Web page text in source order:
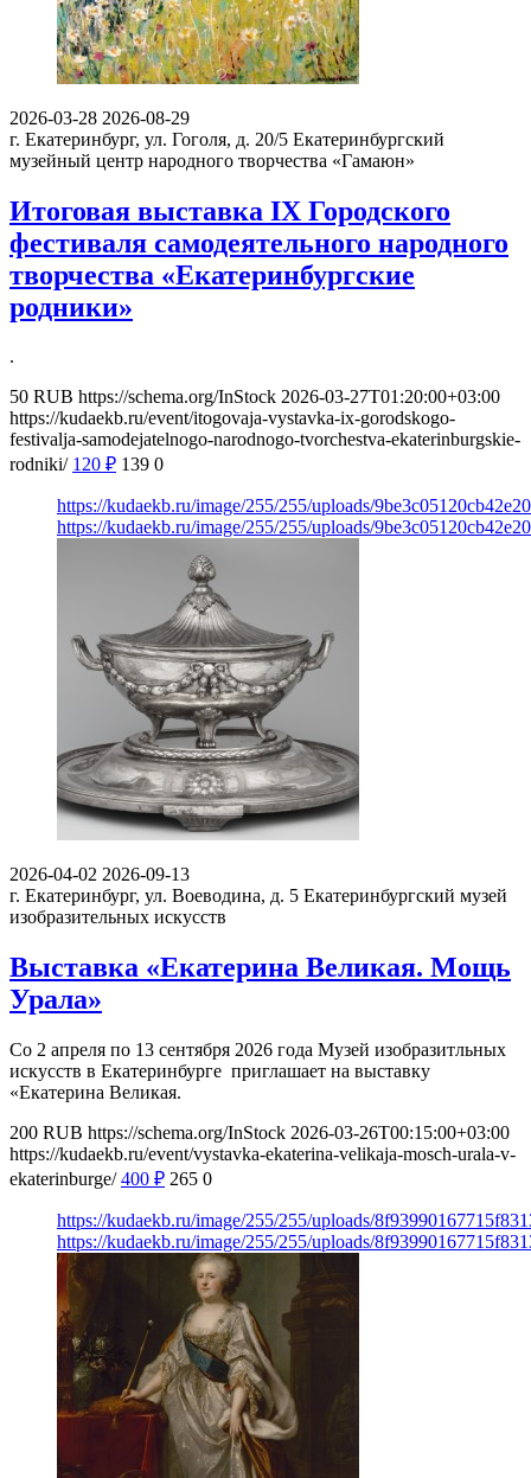
2026-03-28 2026-08-29
г. Екатеринбург, ул. Гоголя, д. 20/5 Екатеринбургский
музейный центр народного творчества «Гамаюн»
Итоговая выставка IX Городского
фестиваля самодеятельного народного
творчества «Екатеринбургские
родники»
.
50 RUB https://schema.org/InStock 2026-03-27T01:20:00+03:00
https://kudaekb.ru/event/itogovaja-vystavka-ix-gorodskogo-
festivalja-samodejatelnogo-narodnogo-tvorchestva-ekaterinburgskie-
rodniki/ 120 ₽ 139 0
https://kudaekb.ru/image/255/255/uploads/
https://kudaekb.ru/image/255/255/uploads/
2026-04-02 2026-09-13
г. Екатеринбург, ул. Воеводина, д. 5 Екатеринбургский музей
изобразительных искусств
Выставка «Екатерина Великая. Мощь
Урала»
Со 2 апреля по 13 сентября 2026 года Музей изобразитльных
искусств в Екатеринбурге приглашает на выставку
«Екатерина Великая.
200 RUB https://schema.org/InStock 2026-03-26T00:15:00+03:00
https://kudaekb.ru/event/vystavka-ekaterina-velikaja-mosch-urala-v-
ekaterinburge/ 400 ₽ 265 0
https://kudaekb.ru/image/255/255/uploads/
https://kudaekb.ru/image/255/255/uploads/